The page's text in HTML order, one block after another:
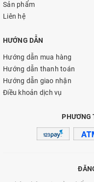
Sản phẩm
Liên hệ
HƯỚNG DẪN
Hướng dẫn mua hàng
Hướng dẫn thanh toán
Hướng dẫn giao nhận
Điều khoản dịch vụ
PHƯƠNG